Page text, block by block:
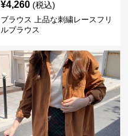
¥4,260 (税込)
ブラウス 上品な刺繍レースフリ
ルブラウス